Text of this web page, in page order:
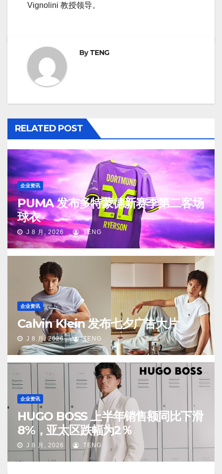
Vignolini 教授领导。
ByTENG
RELATED POST
企业资讯
PUMA 发布多特蒙德新赛季第二客场
球衣
J 8 月, 2026 TENG
企业资讯
Calvin Klein 发布七夕广告大片
J 8 月, 2026 TENG
企业资讯
HUGO BOSS 上半年销售额同比下滑
8%，亚太区跌幅为2％
J 8 月, 2026 TENG